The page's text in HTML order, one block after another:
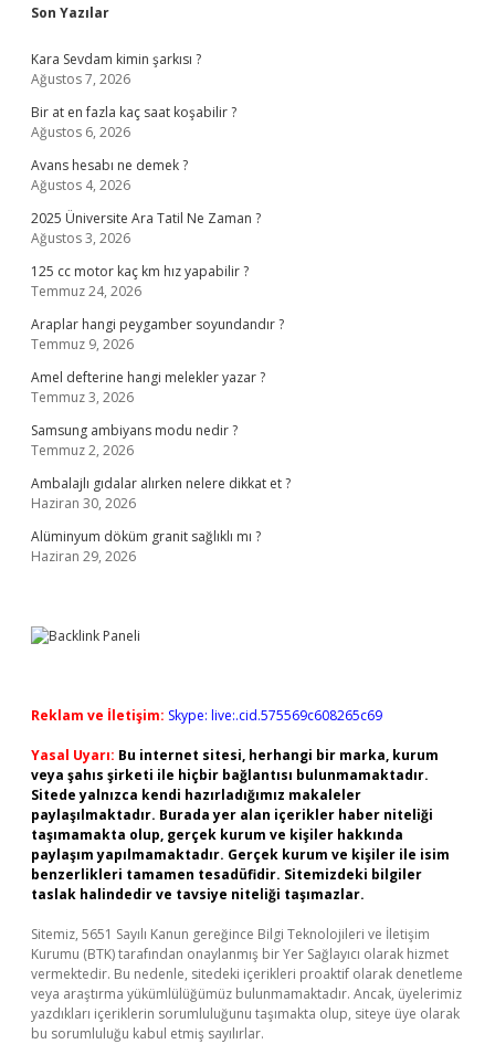
Sidebar
Son Yazılar
Kara Sevdam kimin şarkısı ?
Ağustos 7, 2026
Bir at en fazla kaç saat koşabilir ?
Ağustos 6, 2026
Avans hesabı ne demek ?
Ağustos 4, 2026
2025 Üniversite Ara Tatil Ne Zaman ?
Ağustos 3, 2026
125 cc motor kaç km hız yapabilir ?
Temmuz 24, 2026
Araplar hangi peygamber soyundandır ?
Temmuz 9, 2026
Amel defterine hangi melekler yazar ?
Temmuz 3, 2026
Samsung ambiyans modu nedir ?
Temmuz 2, 2026
Ambalajlı gıdalar alırken nelere dikkat et ?
Haziran 30, 2026
Alüminyum döküm granit sağlıklı mı ?
Haziran 29, 2026
Reklam ve İletişim: Skype: live:.cid.575569c608265c69
Yasal Uyarı: Bu internet sitesi, herhangi bir marka, kurum
veya şahıs şirketi ile hiçbir bağlantısı bulunmamaktadır.
Sitede yalnızca kendi hazırladığımız makaleler
paylaşılmaktadır. Burada yer alan içerikler haber niteliği
taşımamakta olup, gerçek kurum ve kişiler hakkında
paylaşım yapılmamaktadır. Gerçek kurum ve kişiler ile isim
benzerlikleri tamamen tesadüfidir. Sitemizdeki bilgiler
taslak halindedir ve tavsiye niteliği taşımazlar.
Sitemiz, 5651 Sayılı Kanun gereğince Bilgi Teknolojileri ve İletişim
Kurumu (BTK) tarafından onaylanmış bir Yer Sağlayıcı olarak hizmet
vermektedir. Bu nedenle, sitedeki içerikleri proaktif olarak denetleme
veya araştırma yükümlülüğümüz bulunmamaktadır. Ancak, üyelerimiz
yazdıkları içeriklerin sorumluluğunu taşımakta olup, siteye üye olarak
bu sorumluluğu kabul etmiş sayılırlar.